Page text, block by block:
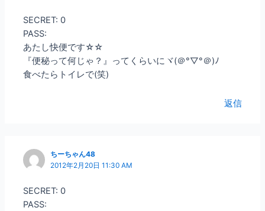
SECRET: 0
PASS:
あたし快便です☆☆
『便秘って何じゃ？』ってくらいにヾ(＠°▽°＠)ﾉ
食べたらトイレで(笑)
返信
ちーちゃん48
2012年2月20日 11:30 AM
SECRET: 0
PASS: